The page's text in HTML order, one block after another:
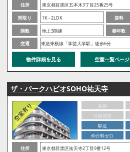
住所
東京都目黒区五本木3丁目25番25号
間取り
1K - 2LDK 賃料
階数
地上3階建 築年数
交通
東急東横線「学芸大学駅」徒歩6分
物件詳細を見る 空室一覧ページ
ザ・パークハビオSOHO祐天寺
新築
分譲賃貸
駅近
仲介料ゼロ
住所
東京都目黒区祐天寺2丁目9番12号